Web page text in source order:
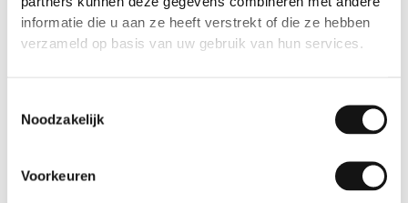
informatie die u aan ze heeft verstrekt of die ze hebben
verzameld op basis van uw gebruik van hun services.
Noodzakelijk
Voorkeuren
10 jaar 10 jaar